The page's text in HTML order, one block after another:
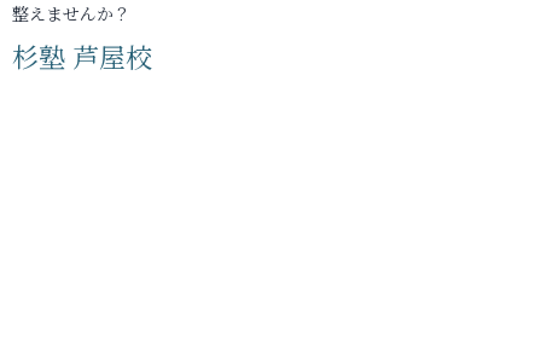
整えませんか？
杉塾 芦屋校